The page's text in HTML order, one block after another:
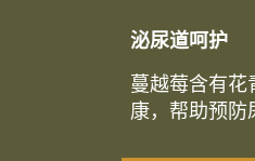
泌尿道呵护
蔓越莓含有花
康，帮助预防